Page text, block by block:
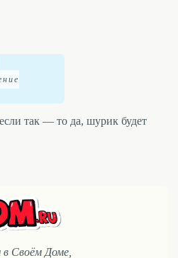
так — то да, шурик будет
Своём Доме,